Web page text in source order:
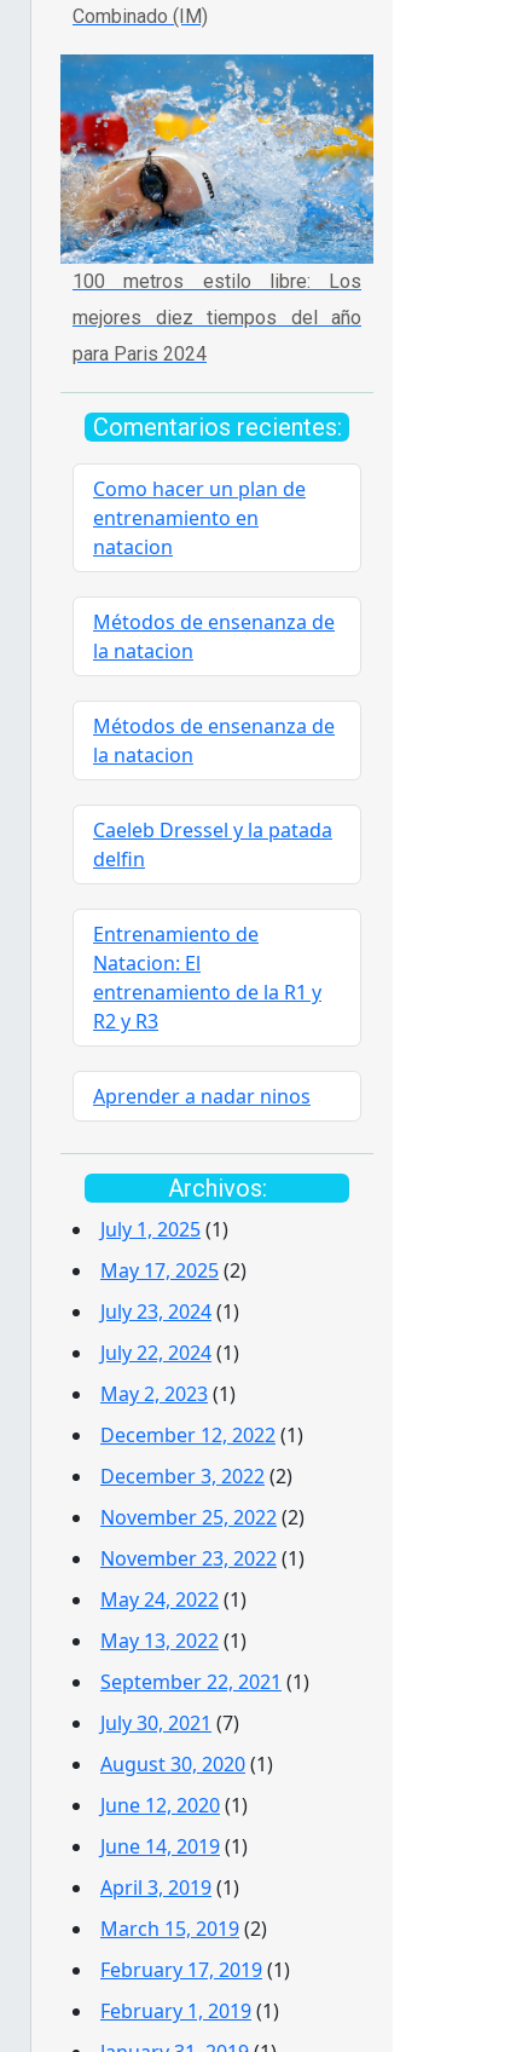
Combinado (IM)
100 metros estilo libre: Los
mejores diez tiempos del año
para Paris 2024
Comentarios recientes:
Como hacer un plan de
entrenamiento en
natacion
Métodos de ensenanza de
la natacion
Métodos de ensenanza de
la natacion
Caeleb Dressel y la patada
delfin
Entrenamiento de
Natacion: El
entrenamiento de la R1 y
R2 y R3
Aprender a nadar ninos
Archivos:
July 1, 2025(1)
May 17, 2025(2)
July 23, 2024(1)
July 22, 2024(1)
May 2, 2023(1)
December 12, 2022(1)
December 3, 2022(2)
November 25, 2022(2)
November 23, 2022(1)
May 24, 2022(1)
May 13, 2022(1)
September 22, 2021 (1)
July 30, 2021 (7)
August 30, 2020(1)
June 12, 2020(1)
June 14, 2019(1)
April 3, 2019(1)
March 15, 2019(2)
February 17, 2019(1)
February 1, 2019(1)